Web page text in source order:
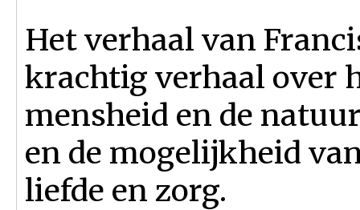
Het verhaal van
krachtig verhaal over
mensheid en de
en de mogelijkheid
liefde en zorg.